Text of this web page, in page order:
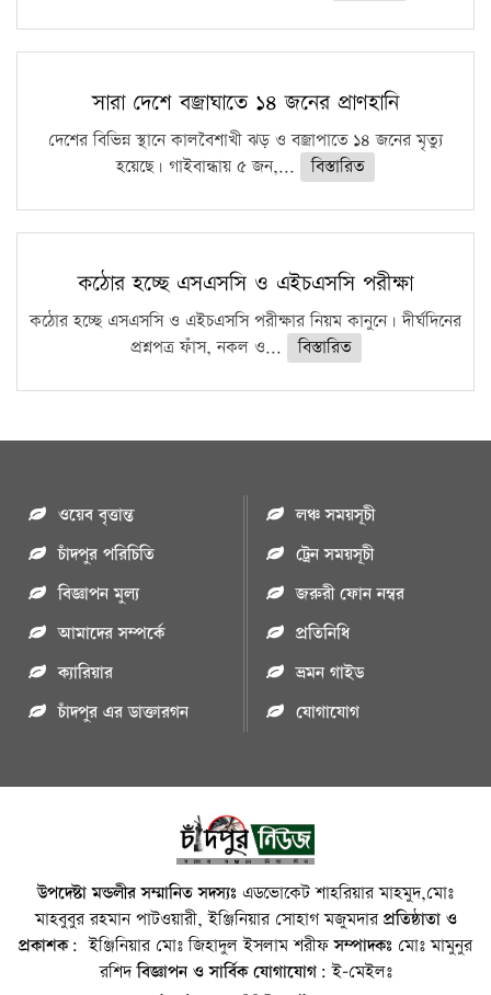
সারা দেশে বজ্রাঘাতে ১৪ জনের প্রাণহানি
দেশের বিভিন্ন স্থানে কালবৈশাখী ঝড় ও বজ্রাপাতে ১৪ জনের মৃত্যু
হয়েছে। গাইবান্ধায় ৫ জন,...
বিস্তারিত
কঠোর হচ্ছে এসএসসি ও এইচএসসি পরীক্ষা
কঠোর হচ্ছে এসএসসি ও এইচএসসি পরীক্ষার নিয়ম কানুনে। দীর্ঘদিনের
প্রশ্নপত্র ফাঁস, নকল ও...
বিস্তারিত
ওয়েব বৃত্তান্ত
চাঁদপুর পরিচিতি
বিজ্ঞাপন মুল্য
আমাদের সম্পর্কে
ক্যারিয়ার
চাঁদপুর এর ডাক্তারগন
লঞ্চ সময়সূচী
ট্রেন সময়সূচী
জরুরী ফোন নম্বর
প্রতিনিধি
ভ্রমন গাইড
যোগাযোগ
উপদেষ্টা মন্ডলীর সম্মানিত সদস্যঃ এডভোকেট শাহরিয়ার মাহমুদ,মোঃ
মাহবুবুর রহমান পাটওয়ারী, ইঞ্জিনিয়ার সোহাগ মজুমদারপ্রতিষ্ঠাতা ও
প্রকাশক: ইঞ্জিনিয়ার মোঃ জিহাদুল ইসলাম শরীফসম্পাদকঃ মোঃ মামুনুর
রশিদবিজ্ঞাপন ও সার্বিক যোগাযোগ: ই-মেইলঃ